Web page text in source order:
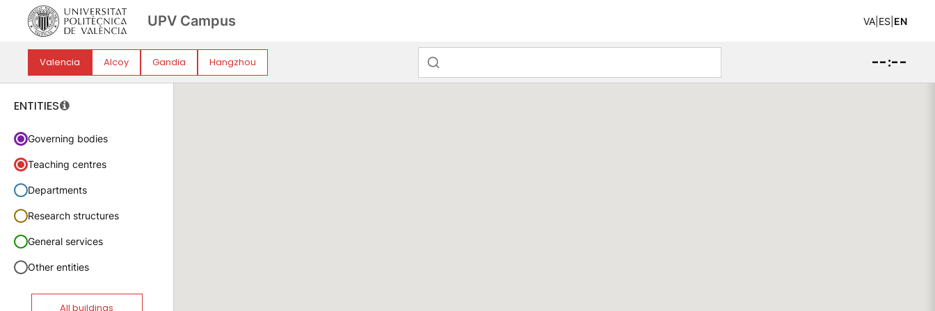
UPV Campus VA ES EN
Valencia Alcoy Gandia Hangzhou --:--
ENTITIES
Governing bodies
Teaching centres
Departments
Research structures
General services
Other entities
All buildings